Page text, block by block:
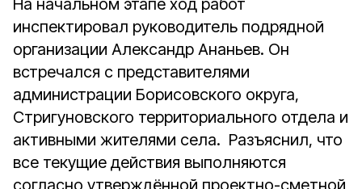
На начальном этапе ход работ
инспектировал руководитель подрядной
организации Александр Ананьев. Он
встречался с представителями
администрации Борисовского округа,
Стригуновского территориального отдела и
активными жителями села. Разъяснил, что
все текущие действия выполняются
согласно утверждённой проектно-сметной